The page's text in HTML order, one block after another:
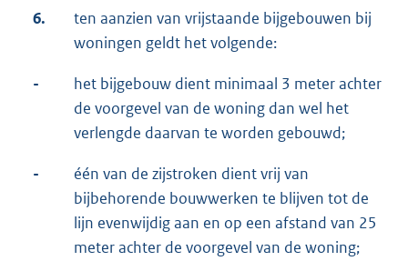
6.
ten aanzien van vrijstaande bijgebouwen bij
woningen geldt het volgende:
-
het bijgebouw dient minimaal 3 meter achter
de voorgevel van de woning dan wel het
verlengde daarvan te worden gebouwd;
-
één van de zijstroken dient vrij van
bijbehorende bouwwerken te blijven tot de
lijn evenwijdig aan en op een afstand van 25
meter achter de voorgevel van de woning;